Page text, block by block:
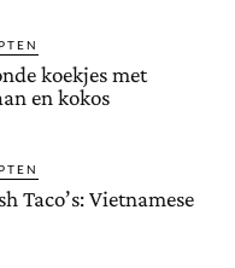
koekjes met
en kokos
Taco’s: Vietnamese